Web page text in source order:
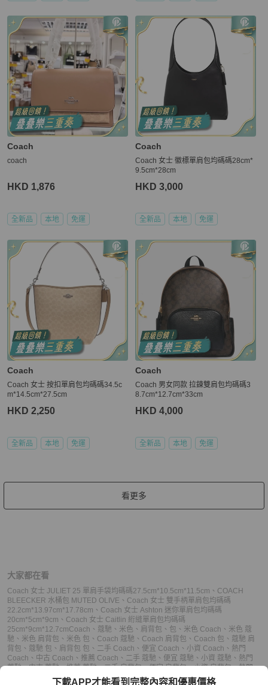
Coach
coach
HKD 1,876
全新品 本地 免運
Coach
Coach 女士 徽標單肩包均碼碼28cm*
9.5cm*28cm
HKD 3,000
全新品 本地 免運
Coach
Coach 女士 按扣單肩包均碼碼34.5c
m*14.5cm*27.5cm
HKD 2,250
全新品 本地 免運
Coach
Coach 男女同款 拉鍊雙肩包均碼碼3
8.7cm*12.7cm*33cm
HKD 4,000
全新品 本地 免運
看更多
大家都在看
Coach 女士 JULIET 25 單肩手袋均碼碼27.5cm*10.5cm*11.5cm 、 COACH
BLEECKER 水桶包 MUTED OLIVE 、 Coach 女士 雙手柄單肩包均碼碼
22.2cm*13.97cm*17.78cm 、 Coach 女士 Ashton 迷你單肩包均碼碼
20cm*5cm*9cm 、 Coach 女士 Caitlin 絎縫單肩包均碼碼
25cm*9cm*12.7cmCoach 、 蔻馳 、 米色 、 肩背包 、 包 、 米色 Coach 、 米色 蔻
馳 、 米色 肩背包 、 米色 包 、 Coach 蔻馳 、 Coach 肩背包 、 Coach 包 、 蔻馳 肩
背包 、 蔻馳 包 、 肩背包 包 、 二手 Coach 、 便宜 Coach 、 小資 Coach 、 熱門
Coach 、 中古 Coach 、 推薦 Coach 、 二手 蔻馳 、 便宜 蔻馳 、 小資 蔻馳 、 熱門
蔻馳、中古 蔻馳、推薦 蔻馳、二手 肩背包、便宜 肩背包、小資 肩背包、熱門
中古 肩背包 、推薦 肩背包、二手 包 、 便宜 包、小資 包、
下載APP才能看到完整內容和優惠價格